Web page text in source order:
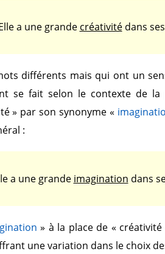
a une grande créativitédans
différents mais qui ont un
se fait selon le contexte de
» par son synonyme «
:
a une grande imagination dans
» à la place de « créativité
une variation dans le choix